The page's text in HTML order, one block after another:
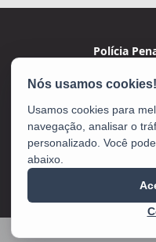
Polícia
Av. Marechal
Usamos cookies para
navegação, analisar o
personalizado. Você
abaixo.